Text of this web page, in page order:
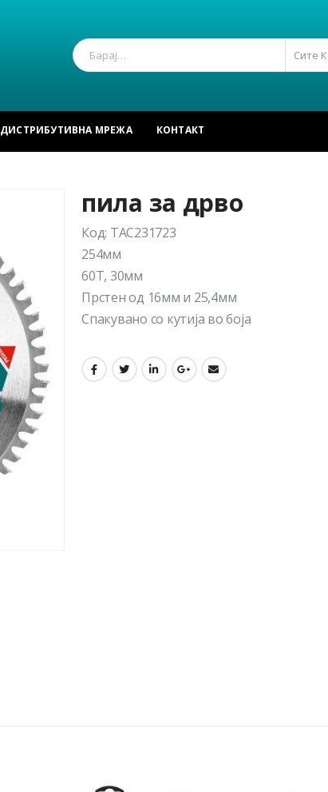
Сите
ДИСТРИБУТИВНА МРЕЖА КОНТАКТ
пила за дрво
Код: TAC231723
254мм
60Т, 30мм
Прстен од 16мм и 25,4мм
Спакувано со кутија во боја